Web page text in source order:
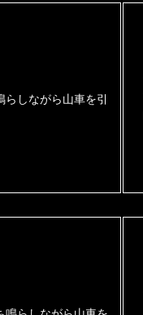
しながら山車を引